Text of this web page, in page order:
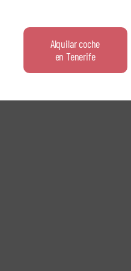
Alquilar coche
en Tenerife